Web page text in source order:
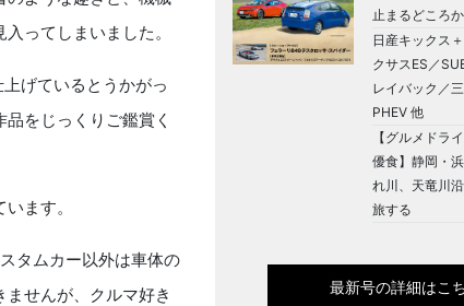
ってしまいました。
げているとうかがっ
をじっくりご鑑賞く
ます。
タムカー以外は車体の
せんが、クルマ好き
止まるどころ
日産キックス
クサスES／
レイバック／
PHEV 他
【グルメドラ
優食】静岡・
れ川、天竜川
旅する
最新号の詳細はこ